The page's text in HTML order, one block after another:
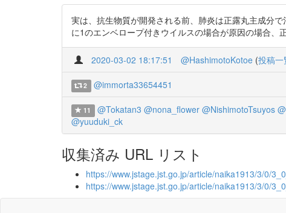
実は、抗生物質が開発される前、肺炎は正露丸主成分
に1のエンベロープ付きウイルスの場合が原因の場合
2020-03-02 18:17:51 @HashimotoKotoe (投稿一
2 @immorta33654451
11 @Tokatan3 @nona_flower @NishimotoTsuyos
@yuuduki_ck
収集済み URL リスト
https://www.jstage.jst.go.jp/article/naika1913/3/0/
https://www.jstage.jst.go.jp/article/naika1913/3/0/